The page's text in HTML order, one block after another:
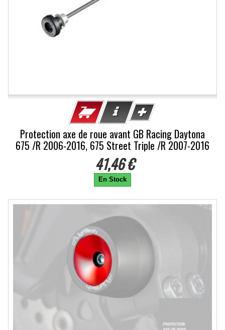
Protection axe de roue avant GB Racing Daytona
675 /R 2006-2016, 675 Street Triple /R 2007-2016
41,46 €
En Stock